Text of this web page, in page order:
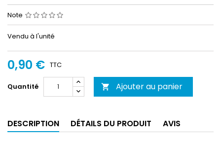
Note
Vendu à l'unité
0,90 € TTC
Quantité  Ajouter au panier
DESCRIPTION DÉTAILS DU PRODUIT AVIS